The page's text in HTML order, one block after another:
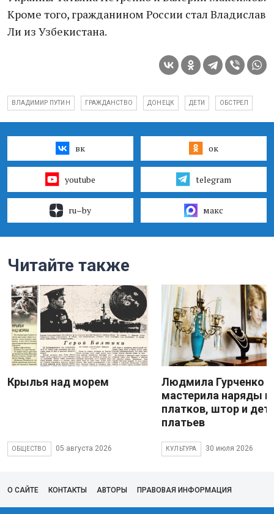
Кроме того, гражданином России стал Владислав
Ли из Узбекистана.
ВЛАДИМИР ПУТИН ГРАЖДАНСТВО ДОНЕЦК ДЕТИ ОБСТРЕЛ
вк ок
youtube telegram
ru–by макс
Читайте также
Крылья над морем
ОБЩЕСТВО 05 августа 2026
Людмила Гурченко
мастерила наряды
платков, штор и
платьев
КУЛЬТУРА 30 июля 2026
О САЙТЕ КОНТАКТЫ АВТОРЫ ПРАВОВАЯ ИНФОРМАЦИЯ